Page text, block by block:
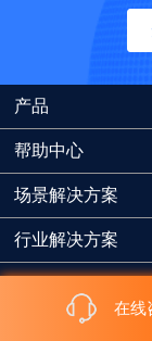
产品
帮助中心
场景解决方案
行业解决方案
在线